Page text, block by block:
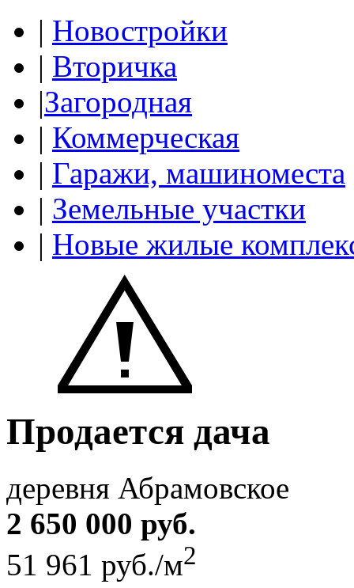
| Новостройки
| Вторичка
|Загородная
| Коммерческая
| Гаражи, машиноместа
| Земельные участки
| Новые жилые
Продается дача
деревня Абрамовское
2 650 000 руб.
51 961 руб./м2